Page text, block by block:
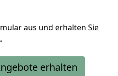
aus und erhalten Sie
erhalten